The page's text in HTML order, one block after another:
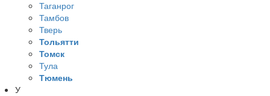
Таганрог
Тамбов
Тверь
Тольятти
Томск
Тула
Тюмень
У